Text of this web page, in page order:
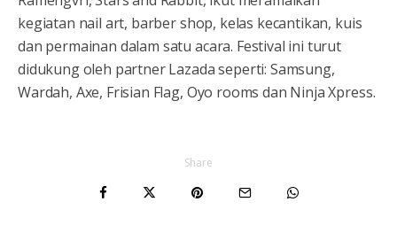
kegiatan nail art, barber shop, kelas kecantikan, kuis
dan permainan dalam satu acara. Festival ini turut
didukung oleh partner Lazada seperti: Samsung,
Wardah, Axe, Frisian Flag, Oyo rooms dan Ninja Xpress.
Share